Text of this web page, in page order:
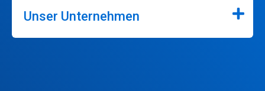
Unser Unternehmen